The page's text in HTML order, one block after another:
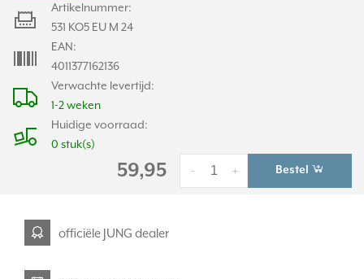
Verwachte levertijd:
1-2 weken
Huidige voorraad:
0 stuk(s)
Artikelnummer:
531 KO5 EU M 24
EAN:
4011377162136
59,95 +
- Bestel
officiële JUNG dealer